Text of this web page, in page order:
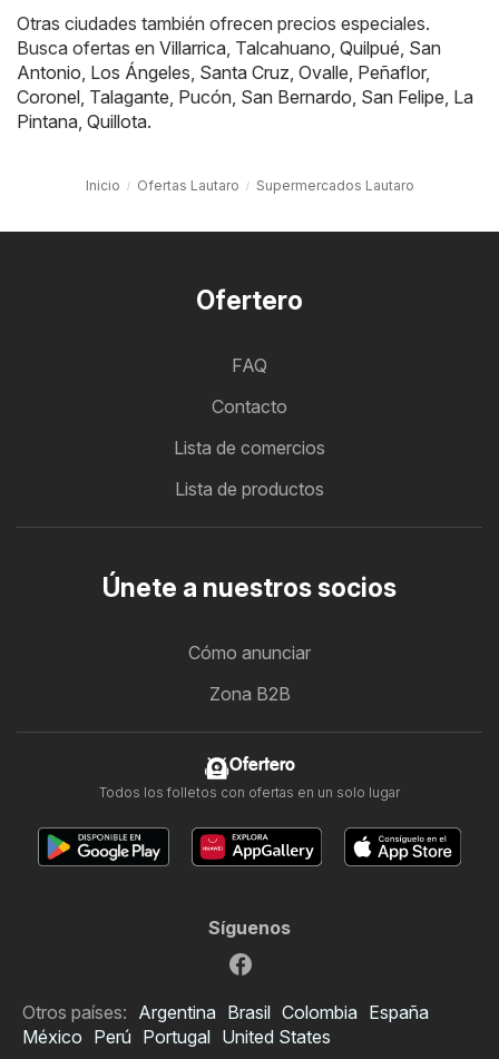
Otras ciudades también ofrecen precios especiales.
Busca ofertas en Villarrica Talcahuano Quilpué San
Antonio Los Ángeles Santa Cruz Ovalle Peñaflor,
Coronel Talagante Pucón San Bernardo San Felipe La
Pintana Quillota.
Inicio Ofertas Lautaro Supermercados Lautaro
Ofertero
FAQ
Contacto
Lista de comercios
Lista de productos
Únete a nuestros socios
Cómo anunciar
Zona B2B
Ofertero
Todos los folletos con ofertas en un solo lugar
Síguenos
Otros países: Argentina Brasil Colombia España
México Perú Portugal United States